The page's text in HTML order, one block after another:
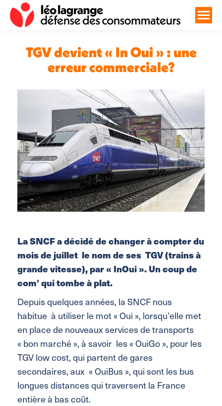
TGV devient « In Oui » : une
erreur commerciale?
La SNCF a décidé de changer à compter du
mois de juillet le nom de ses TGV (trains à
grande vitesse), par « InOui ». Un coup de
com’ qui tombe à plat.
Depuis quelques années, la SNCF nous
habitue à utiliser le mot « Oui », lorsqu’elle met
en place de nouveaux services de transports
« bon marché », à savoir les « OuiGo », pour les
TGV low cost, qui partent de gares
secondaires, aux « OuiBus », qui sont les bus
longues distances qui traversent la France
entière à bas coût.